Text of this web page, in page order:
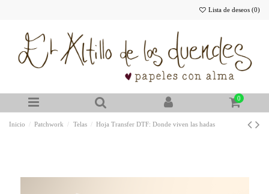
Lista de deseos (0)
0
Inicio Patchwork Telas Hoja Transfer DTF: Donde viven las hadas